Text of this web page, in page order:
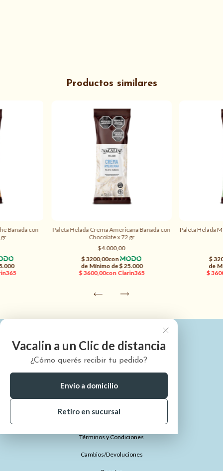
Productos similares
Bañada con
gr
Paleta Helada Crema Americana Bañada con
Chocolate x 72 gr
$4.000,00
Paleta Helada
Vacalin a un Clic de distancia
¿Cómo querés recibir tu pedido?
Envío a domicilio
Retiro en sucursal
¿Cómo comprar?
Términos y Condiciones
Cambios/Devoluciones